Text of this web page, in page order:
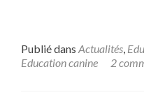
Publié dans Actualités,
Education canine
2